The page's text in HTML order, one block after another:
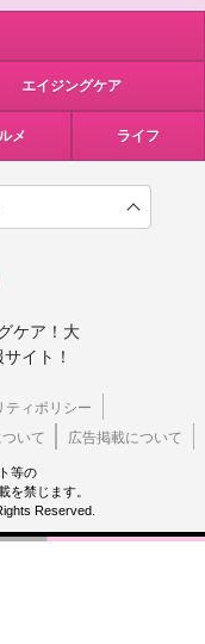
エイジングケア
メ ライフ
ケア！大
イト！
ティポリシー
いて 広告掲載について
等の
を禁じます。
Reserved.